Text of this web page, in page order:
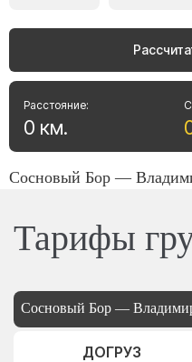
Расстояние:
0 км.
Сосновый Бор —
Тарифы
Сосновый Бор —
ДОГРУЗ